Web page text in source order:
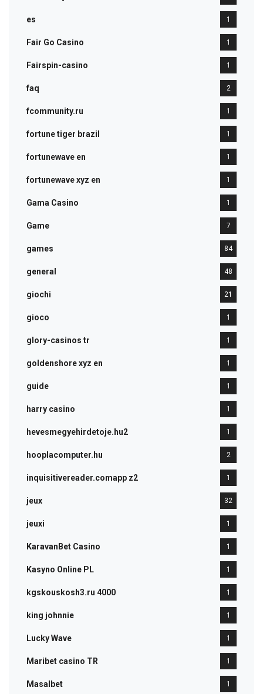
es 1
Fair Go Casino 1
Fairspin-casino 1
faq 2
fcommunity.ru 1
fortune tiger brazil 1
fortunewave en 1
fortunewave xyz en 1
Gama Casino 1
Game 7
games 84
general 48
giochi 21
gioco 1
glory-casinos tr 1
goldenshore xyz en 1
guide 1
harry casino 1
hevesmegyehirdetoje.hu2 1
hooplacomputer.hu 2
inquisitivereader.comapp z2 1
jeux 32
jeuxi 1
KaravanBet Casino 1
Kasyno Online PL 1
kgskouskosh3.ru 4000 1
king johnnie 1
Lucky Wave 1
Maribet casino TR 1
Masalbet 1